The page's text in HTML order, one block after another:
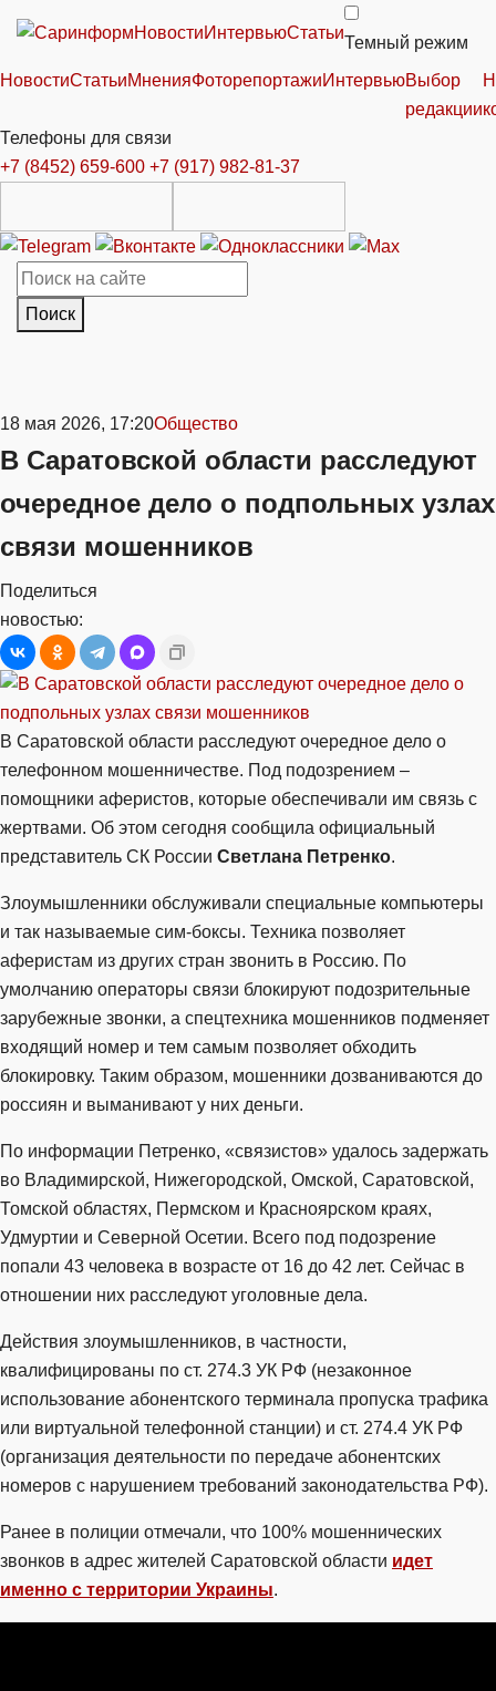
НовостиИнтервьюСтатьи
Темный режим
НовостиСтатьиМненияФоторепортажиИнтервьюВыбор
редакции
Телефоны для связи
+7 (8452) 659-600 +7 (917) 982-81-37
Поиск
18 мая 2026, 17:20Общество
В Саратовской области расследуют
очередное дело о подпольных узлах
связи мошенников
Поделиться
новостью:
В Саратовской области расследуют очередное дело о
телефонном мошенничестве. Под подозрением –
помощники аферистов, которые обеспечивали им связь с
жертвами. Об этом сегодня сообщила официальный
представитель СК России Светлана Петренко.
Злоумышленники обслуживали специальные компьютеры
и так называемые сим-боксы. Техника позволяет
аферистам из других стран звонить в Россию. По
умолчанию операторы связи блокируют подозрительные
зарубежные звонки, а спецтехника мошенников подменяет
входящий номер и тем самым позволяет обходить
блокировку. Таким образом, мошенники дозваниваются до
россиян и выманивают у них деньги.
По информации Петренко, «связистов» удалось задержать
во Владимирской, Нижегородской, Омской, Саратовской,
Томской областях, Пермском и Красноярском краях,
Удмуртии и Северной Осетии. Всего под подозрение
попали 43 человека в возрасте от 16 до 42 лет. Сейчас в
отношении них расследуют уголовные дела.
Действия злоумышленников, в частности,
квалифицированы по ст. 274.3 УК РФ (незаконное
использование абонентского терминала пропуска трафика
или виртуальной телефонной станции) и ст. 274.4 УК РФ
(организация деятельности по передаче абонентских
номеров с нарушением требований законодательства РФ).
Ранее в полиции отмечали, что 100% мошеннических
звонков в адрес жителей Саратовской области идет
именно с территории Украины.